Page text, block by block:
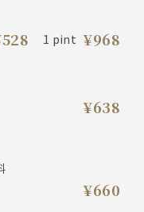
1 pint ¥968
¥638
¥660